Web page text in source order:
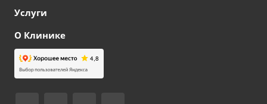
Услуги
О Клинике